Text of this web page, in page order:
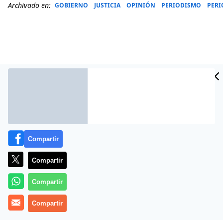
Archivado en: GOBIERNO JUSTICIA OPINIÓN PERIODISMO
Más información
Compartir
Compartir
Compartir
Compartir